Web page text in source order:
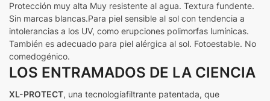
Protección muy alta Muy resistente al agua. Textura fundente.
Sin marcas blancas.Para piel sensible al sol con tendencia a
intolerancias a los UV, como erupciones polimorfas lumínicas.
También es adecuado para piel alérgica al sol. Fotoestable. No
comedogénico.
LOS ENTRAMADOS DE LA CIENCIA
XL-PROTECT, una tecnologíafiltrante patentada, que